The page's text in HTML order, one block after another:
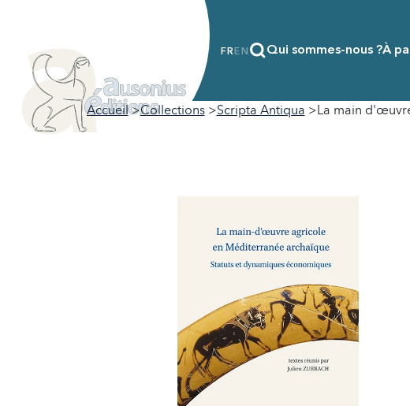
FR EN Qui sommes-nous ?À
Accueil Collections Scripta Antiqua La main